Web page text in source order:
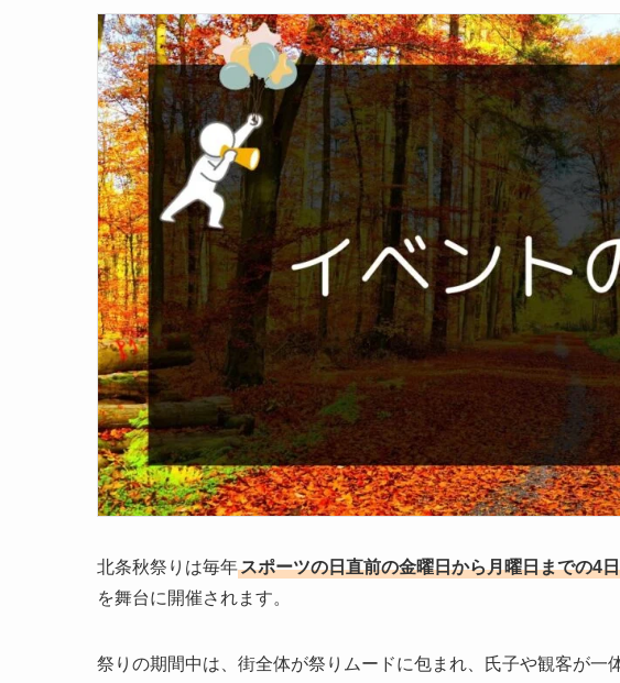
北条秋祭りは毎年スポーツの日直前の金曜日から月曜日までの4
を舞台に開催されます。
祭りの期間中は、街全体が祭りムードに包まれ、氏子や観客が一